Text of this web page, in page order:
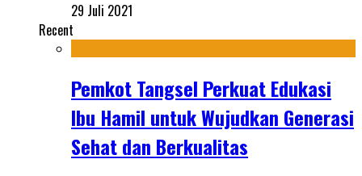
29 Juli 2021
Recent
Pemkot Tangsel Perkuat Edukasi
Ibu Hamil untuk Wujudkan Generasi
Sehat dan Berkualitas